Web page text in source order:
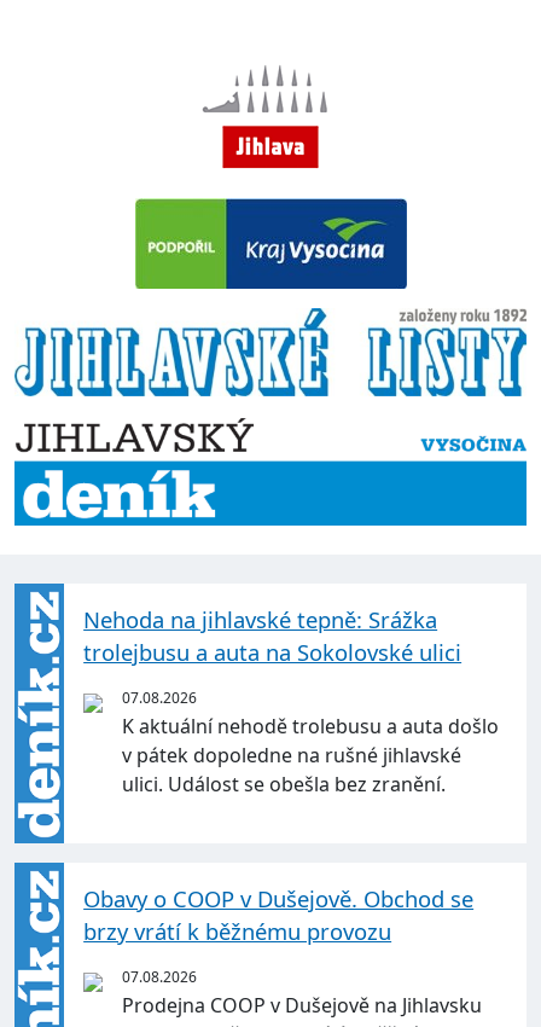
Nehoda na jihlavské tepně: Srážka
trolejbusu a auta na Sokolovské ulici
07.08.2026
K aktuální nehodě trolebusu a auta došlo
v pátek dopoledne na rušné jihlavské
ulici. Událost se obešla bez zranění.
Obavy o COOP v Dušejově. Obchod se
brzy vrátí k běžnému provozu
07.08.2026
Prodejna COOP v Dušejově na Jihlavsku